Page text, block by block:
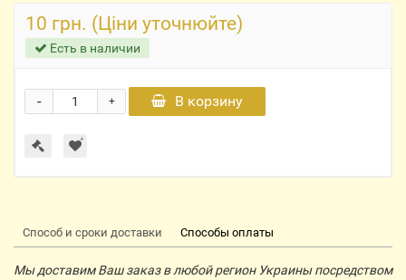
10 грн. (Ціни уточнюйте)
Есть в наличии
+
- В корзину
Способ и сроки доставки Способы оплаты
Мы доставим Ваш заказ в любой регион Украины посредством